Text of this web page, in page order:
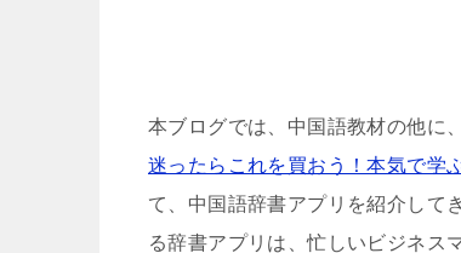
本ブログでは、中国語教材の他に
迷ったらこれを買おう！本気で学
て、中国語辞書アプリを紹介して
る辞書アプリは、忙しいビジネス